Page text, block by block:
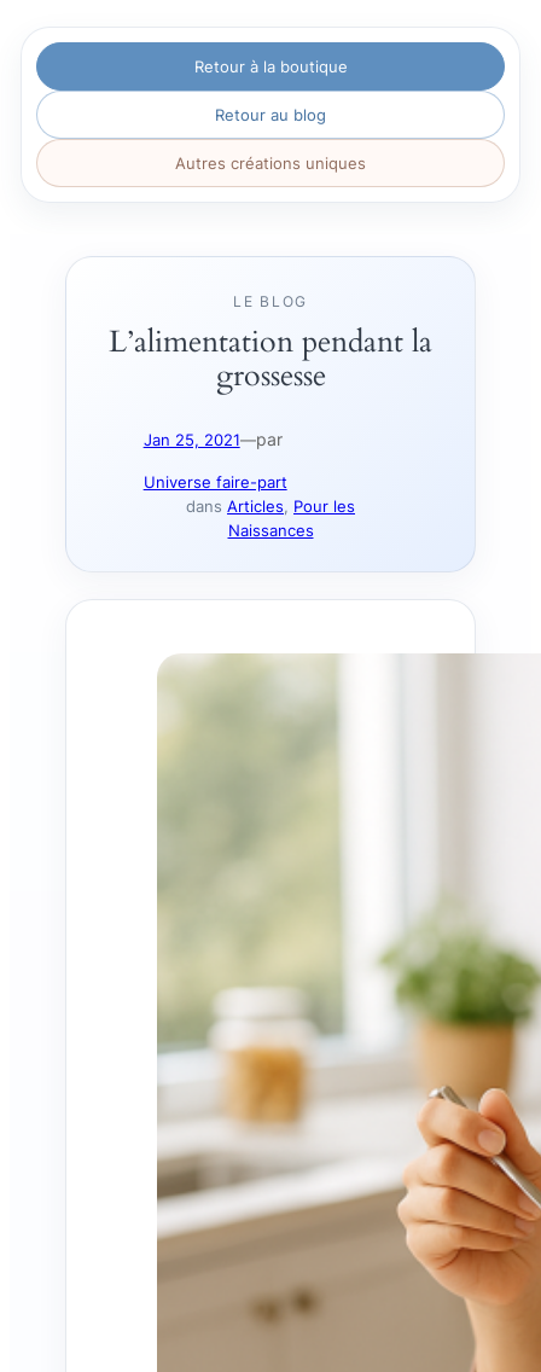
Aller
contenu
Retour à la boutique
Retour au blog
Autres créations uniques
LE BLOG
L’alimentation pendant la
grossesse
Jan 25, 2021—par
Universe faire-part
dans Articles, Pour les
Naissances